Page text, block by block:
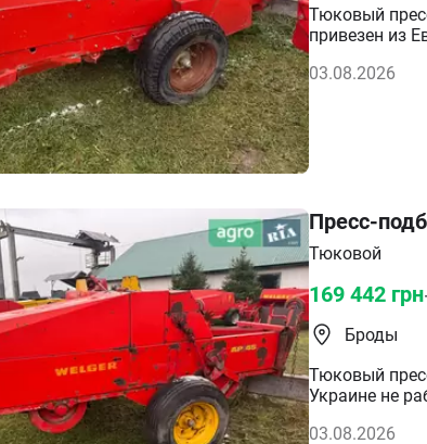
Тюковый
привезен из
возможность
03.08.2026
Пресс-
Тюковой
169 442 грн·
Броды
Тюковый
Украине не
к трактору и
03.08.2026